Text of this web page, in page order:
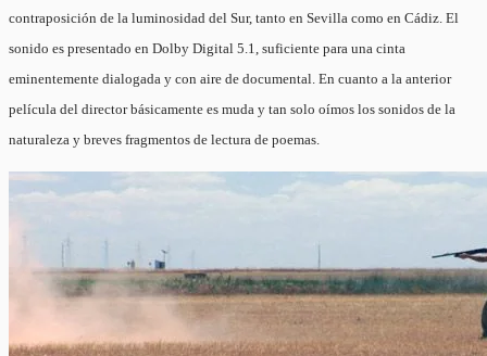
contraposición de la luminosidad del Sur, tanto en Sevilla como en Cádiz. El
sonido es presentado en Dolby Digital 5.1, suficiente para una cinta
eminentemente dialogada y con aire de documental. En cuanto a la anterior
película del director básicamente es muda y tan solo oímos los sonidos de la
naturaleza y breves fragmentos de lectura de poemas.